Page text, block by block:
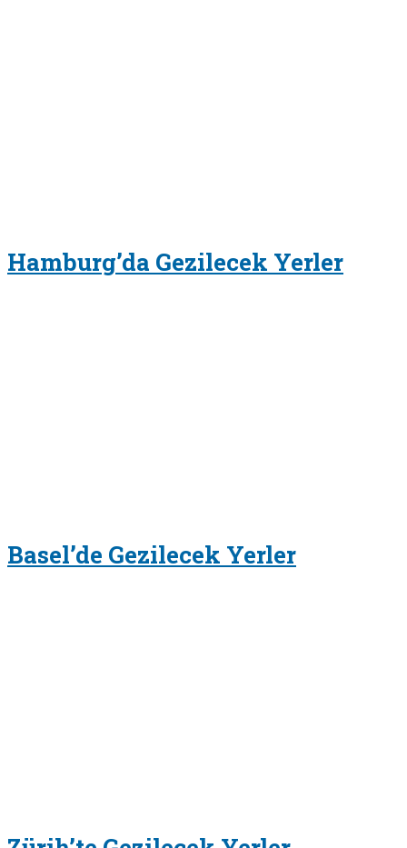
Hamburg’da Gezilecek Yerler
Basel’de Gezilecek Yerler